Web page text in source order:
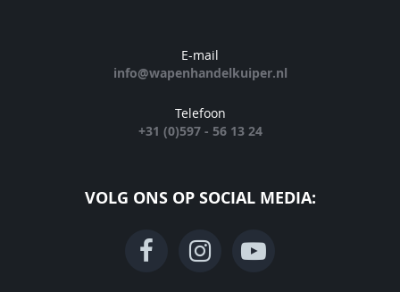
E-mail
info@wapenhandelkuiper.nl
Telefoon
+31 (0)597 - 56 13 24
VOLG ONS OP SOCIAL MEDIA: